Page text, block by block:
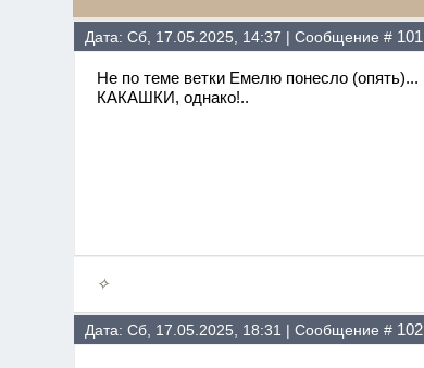
Дата: Сб, 17.05.2025, 14:37 | Сообщение # 101
Не по теме ветки Емелю понесло (опять)...
КАКАШКИ, однако!..
✧
Дата: Сб, 17.05.2025, 18:31 | Сообщение # 102